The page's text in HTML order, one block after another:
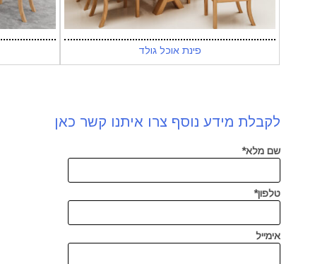
פינת אוכל גולד
לקבלת מידע נוסף צרו איתנו קשר כאן
שם מלא*
טלפון*
אימייל